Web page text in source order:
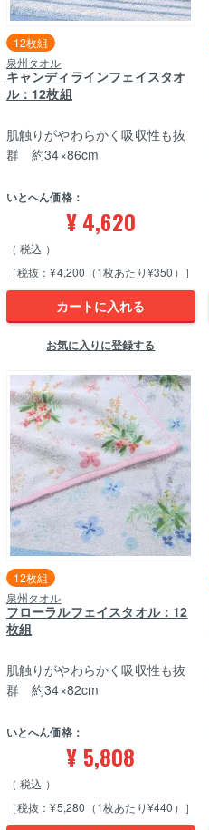
泉州タオル
キャンディラインフェイスタオ
ル：12枚組
12枚組
いとへん価格：
¥ 4,620
税込
［税抜：¥4,200（1枚あたり¥350）］
肌触りがやわらかく吸収性も抜
群 約34×86cm
カートに入れる
お気に入りに登録する
泉州タオル
フローラルフェイスタオル：12
枚組
12枚組
いとへん価格：
¥ 5,808
税込
［税抜：¥5,280（1枚あたり¥440）］
肌触りがやわらかく吸収性も抜
群 約34×82cm